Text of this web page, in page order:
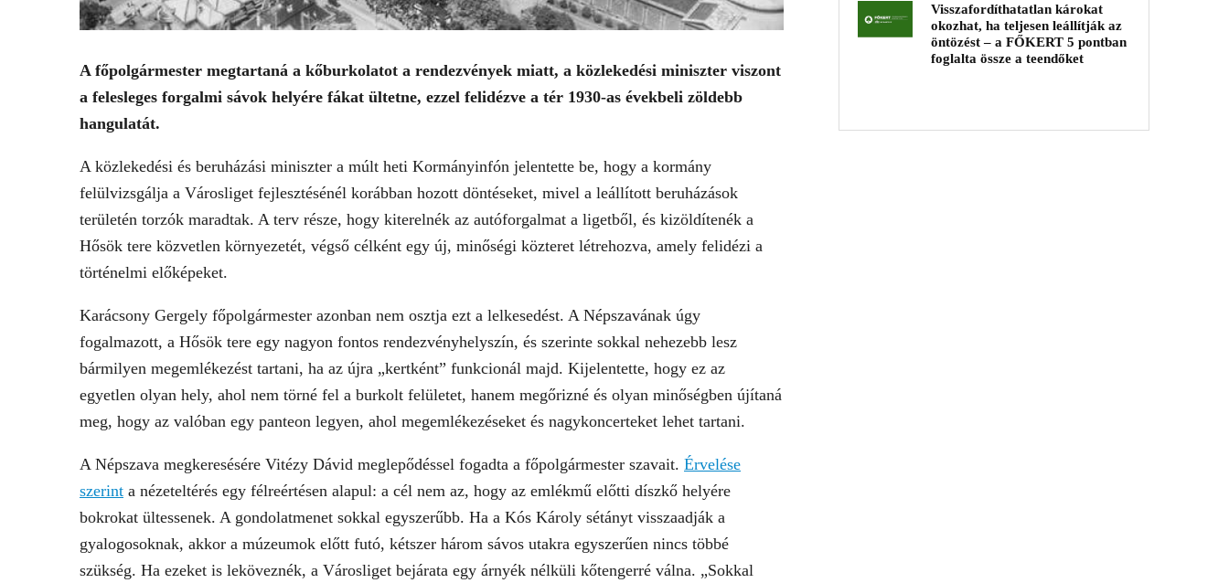
A főpolgármester megtartaná a kőburkolatot a rendezvények miatt, a közlekedési miniszter viszont
a felesleges forgalmi sávok helyére fákat ültetne, ezzel felidézve a tér 1930-as évekbeli zöldebb
hangulatát.
A közlekedési és beruházási miniszter a múlt heti Kormányinfón jelentette be, hogy a kormány
felülvizsgálja a Városliget fejlesztésénél korábban hozott döntéseket, mivel a leállított beruházások
területén torzók maradtak. A terv része, hogy kiterelnék az autóforgalmat a ligetből, és kizöldítenék a
Hősök tere közvetlen környezetét, végső célként egy új, minőségi közteret létrehozva, amely felidézi a
történelmi előképeket.
Karácsony Gergely főpolgármester azonban nem osztja ezt a lelkesedést. A Népszavának úgy
fogalmazott, a Hősök tere egy nagyon fontos rendezvényhelyszín, és szerinte sokkal nehezebb lesz
bármilyen megemlékezést tartani, ha az újra „kertként” funkcionál majd. Kijelentette, hogy ez az
egyetlen olyan hely, ahol nem törné fel a burkolt felületet, hanem megőrizné és olyan minőségben újítaná
meg, hogy az valóban egy panteon legyen, ahol megemlékezéseket és nagykoncerteket lehet tartani.
A Népszava megkeresésére Vitézy Dávid meglepődéssel fogadta a főpolgármester szavait. Érvelése
szerint a nézeteltérés egy félreértésen alapul: a cél nem az, hogy az emlékmű előtti díszkő helyére
bokrokat ültessenek. A gondolatmenet sokkal egyszerűbb. Ha a Kós Károly sétányt visszaadják a
gyalogosoknak, akkor a múzeumok előtt futó, kétszer három sávos utakra egyszerűen nincs többé
szükség. Ha ezeket is leköveznék, a Városliget bejárata egy árnyék nélküli kőtengerré válna. „Sokkal
Visszafordíthatatlan károkat
okozhat, ha teljesen leállítják az
öntözést – a FŐKERT 5 pontban
foglalta össze a teendőket